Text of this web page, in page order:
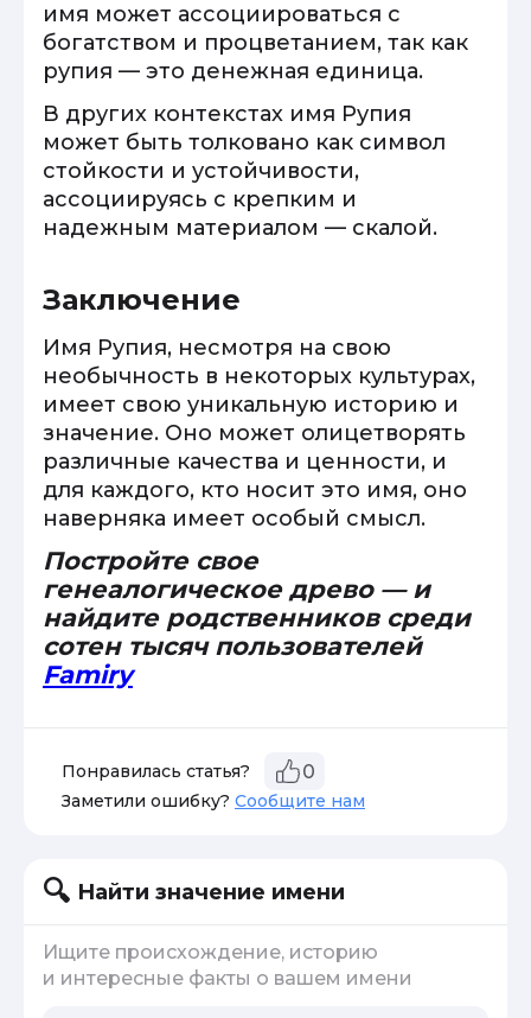
имя может ассоциироваться с
богатством и процветанием, так как
рупия — это денежная единица.
В других контекстах имя Рупия
может быть толковано как символ
стойкости и устойчивости,
ассоциируясь с крепким и
надежным материалом — скалой.
Заключение
Имя Рупия, несмотря на свою
необычность в некоторых культурах,
имеет свою уникальную историю и
значение. Оно может олицетворять
различные качества и ценности, и
для каждого, кто носит это имя, оно
наверняка имеет особый смысл.
Постройте свое
генеалогическое древо — и
найдите родственников среди
сотен тысяч пользователей
Famiry
Понравилась статья? 0
Заметили ошибку? Сообщите нам
Найти значение имени
Ищите происхождение, историю
и интересные факты о вашем имени